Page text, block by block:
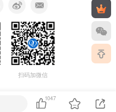
扫码加微信
1047